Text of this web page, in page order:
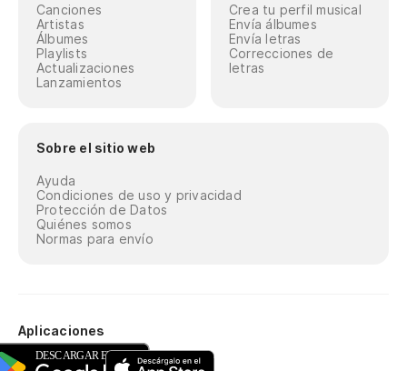
Canciones
Artistas
Álbumes
Playlists
Actualizaciones
Lanzamientos
Crea tu perfil musical
Envía álbumes
Envía letras
Correcciones de
letras
Sobre el sitio web
Ayuda
Condiciones de uso y privacidad
Protección de Datos
Quiénes somos
Normas para envío
Aplicaciones